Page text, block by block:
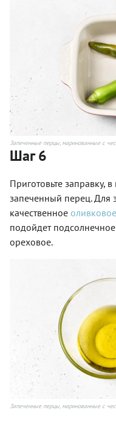
Запеченные перцы, маринованные с
Шаг 6
Приготовьте заправку,
запеченный перец. Для
качественное
подойдет
ореховое.
Запеченные перцы, маринованные с